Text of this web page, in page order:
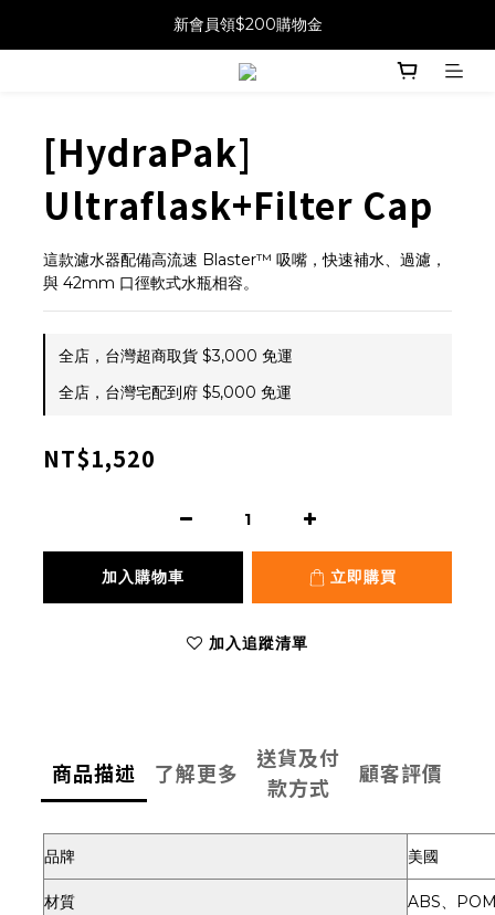
新會員領$200購物金
[HydraPak]
Ultraflask+Filter Cap
這款濾水器配備高流速 Blaster™ 吸嘴，快速補水、過濾，
與 42mm 口徑軟式水瓶相容。
全店，台灣超商取貨 $3,000 免運
全店，台灣宅配到府 $5,000 免運
NT$1,520
加入購物車 立即購買
加入追蹤清單
商品描述 了解更多
送貨及付
款方式
顧客評價
品牌 美國
材質 ABS、